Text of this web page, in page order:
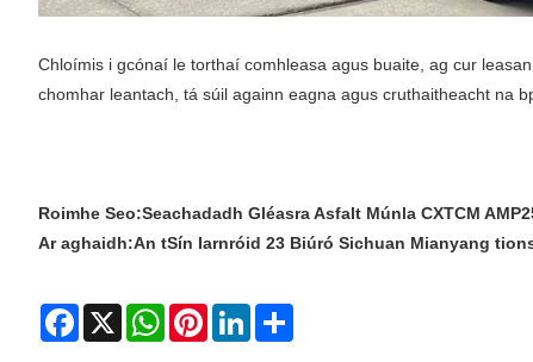
Chloímis i gcónaí le torthaí comhleasa agus buaite, ag cur
chomhar leantach, tá súil againn eagna agus cruthaitheacht na
Roimhe Seo:Seachadadh Gléasra Asfalt Múnla CXTCM
Ar aghaidh:An tSín Iarnróid 23 Biúró Sichuan Mianyang
Facebook
X WhatsAppPinterestLinkedIn